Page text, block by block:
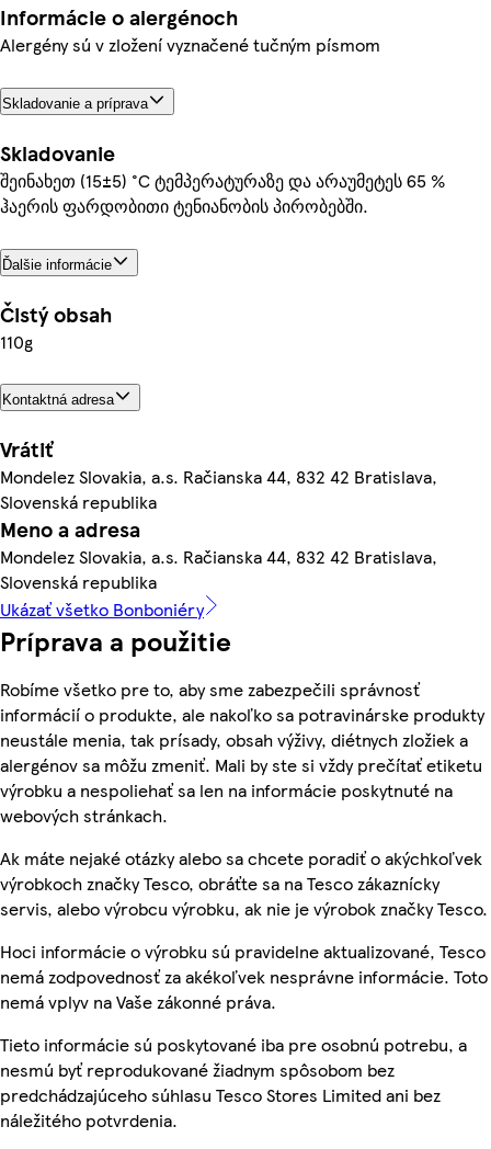
Informácie o alergénoch
Alergény sú v zložení vyznačené tučným písmom
Skladovanie a príprava
Skladovanie
შეინახეთ (15±5) °C ტემპერატურაზე და არაუმეტეს 65 %
ჰაერის ფარდობითი ტენიანობის პირობებში.
Ďalšie informácie
Čistý obsah
110g
Kontaktná adresa
Vrátiť
Mondelez Slovakia, a.s. Račianska 44, 832 42 Bratislava,
Slovenská republika
Meno a adresa
Mondelez Slovakia, a.s. Račianska 44, 832 42 Bratislava,
Slovenská republika
Ukázať všetko Bonboniéry
Príprava a použitie
Robíme všetko pre to, aby sme zabezpečili správnosť
informácií o produkte, ale nakoľko sa potravinárske produkty
neustále menia, tak prísady, obsah výživy, diétnych zložiek a
alergénov sa môžu zmeniť. Mali by ste si vždy prečítať etiketu
výrobku a nespoliehať sa len na informácie poskytnuté na
webových stránkach.
Ak máte nejaké otázky alebo sa chcete poradiť o akýchkoľvek
výrobkoch značky Tesco, obráťte sa na Tesco zákaznícky
servis, alebo výrobcu výrobku, ak nie je výrobok značky Tesco.
Hoci informácie o výrobku sú pravidelne aktualizované, Tesco
nemá zodpovednosť za akékoľvek nesprávne informácie. Toto
nemá vplyv na Vaše zákonné práva.
Tieto informácie sú poskytované iba pre osobnú potrebu, a
nesmú byť reprodukované žiadnym spôsobom bez
predchádzajúceho súhlasu Tesco Stores Limited ani bez
náležitého potvrdenia.